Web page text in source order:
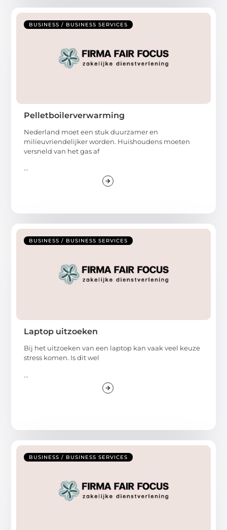
BUSINESS / BUSINESS SERVICES
Pelletboilerverwarming
Nederland moet een stuk duurzamer en
milieuvriendelijker worden. Huishoudens moeten
versneld van het gas af
...
BUSINESS / BUSINESS SERVICES
Laptop uitzoeken
Bij het uitzoeken van een laptop kan vaak veel keuze
stress komen. Is dit wel
...
BUSINESS / BUSINESS SERVICES